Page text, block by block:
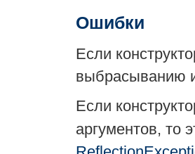
Ошибки
Если
выбрасыванию
Если
аргументов, то